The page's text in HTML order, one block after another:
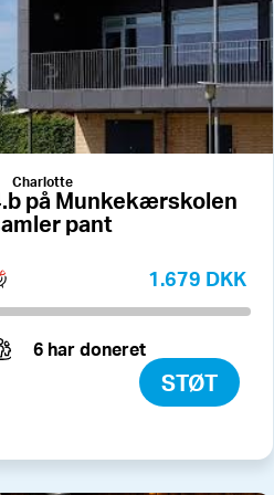
Charlotte
på Munkekærskolen
pant
1.679 DKK
6 har doneret
STØT